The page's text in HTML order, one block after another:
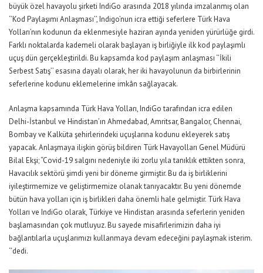
büyük özel havayolu şirketi IndiGo arasında 2018 yılında imzalanmış olan
‘’Kod Paylaşımı Anlaşması’’, Indigo’nun icra ettiği seferlere Türk Hava
Yolları’nın kodunun da eklenmesiyle haziran ayında yeniden yürürlüğe girdi.
Farklı noktalarda kademeli olarak başlayan iş birliğiyle ilk kod paylaşımlı
uçuş dün gerçekleştirildi. Bu kapsamda kod paylaşım anlaşması ‘’İkili
Serbest Satış’’ esasına dayalı olarak, her iki havayolunun da birbirlerinin
seferlerine kodunu eklemelerine imkân sağlayacak.
Anlaşma kapsamında Türk Hava Yolları, IndiGo tarafından icra edilen
Delhi-İstanbul ve Hindistan’ın Ahmedabad, Amritsar, Bangalor, Chennai,
Bombay ve Kalküta şehirlerindeki uçuşlarına kodunu ekleyerek satış
yapacak. Anlaşmaya ilişkin görüş bildiren Türk Havayolları Genel Müdürü
Bilal Ekşi; “Covid-19 salgını nedeniyle iki zorlu yıla tanıklık ettikten sonra,
Havacılık sektörü şimdi yeni bir döneme girmiştir. Bu da iş birliklerini
iyileştirmemize ve geliştirmemize olanak tanıyacaktır. Bu yeni dönemde
bütün hava yolları için iş birlikleri daha önemli hale gelmiştir. Türk Hava
Yolları ve IndiGo olarak, Türkiye ve Hindistan arasında seferlerin yeniden
başlamasından çok mutluyuz. Bu sayede misafirlerimizin daha iyi
bağlantılarla uçuşlarımızı kullanmaya devam edeceğini paylaşmak isterim.
‘’dedi.